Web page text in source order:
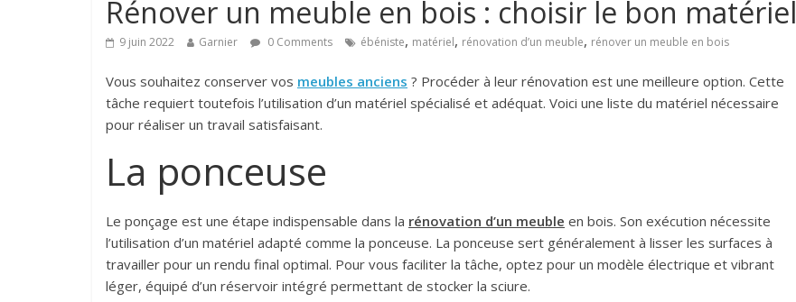
Rénover un meuble en bois : choisir le bon matériel
9 juin 2022 Garnier 0 Comments ébéniste, matériel, rénovation d’un meuble, rénover un meuble en bois
Vous souhaitez conserver vos meubles anciens ? Procéder à leur rénovation est une meilleure option. Cette
tâche requiert toutefois l’utilisation d’un matériel spécialisé et adéquat. Voici une liste du matériel nécessaire
pour réaliser un travail satisfaisant.
La ponceuse
Le ponçage est une étape indispensable dans la rénovation d’un meuble en bois. Son exécution nécessite
l’utilisation d’un matériel adapté comme la ponceuse. La ponceuse sert généralement à lisser les surfaces à
travailler pour un rendu final optimal. Pour vous faciliter la tâche, optez pour un modèle électrique et vibrant
léger, équipé d’un réservoir intégré permettant de stocker la sciure.